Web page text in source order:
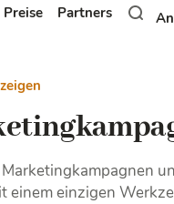
Preise Partners
einem einzigen